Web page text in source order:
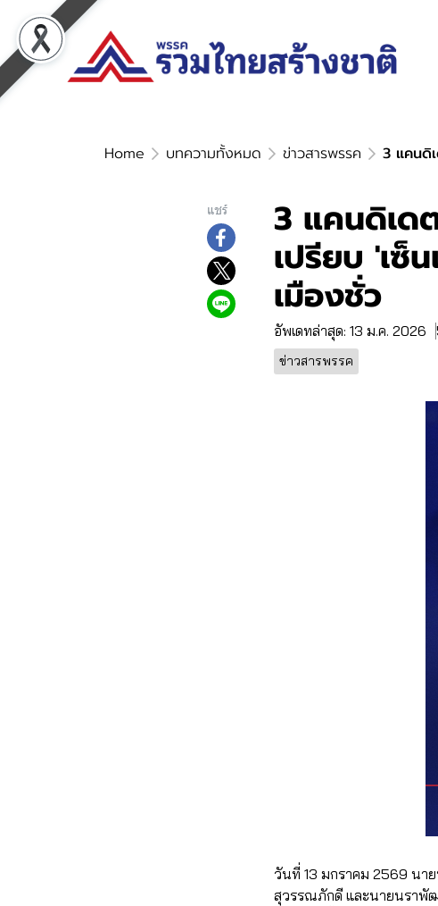
Home บทความทั้งหมด ข่าวสารพรรค 3 แคนดิ
แชร์ 3 แคนดิเด
เปรียบ 'เซ็
เมืองชั่ว
อัพเดทล่าสุด: 13 ม.ค. 2026
ข่าวสารพรรค
วันที่ 13 มกราคม 2569 นา
สุวรรณภักดี และนายนราพั